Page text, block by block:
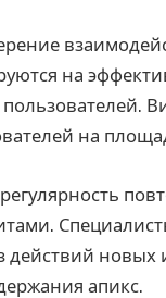
на
на
действий новых
апикс.